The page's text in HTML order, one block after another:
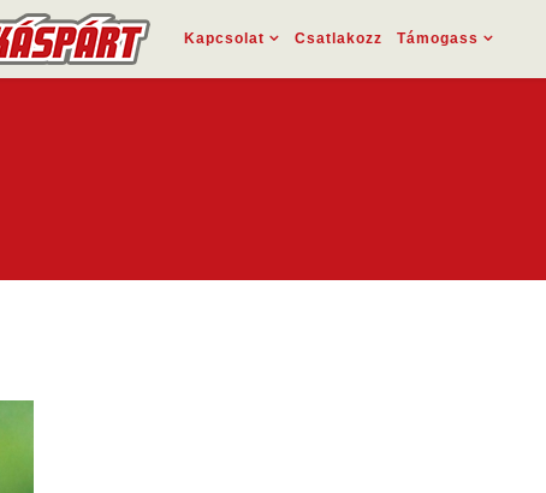
Kapcsolat Csatlakozz Támogass